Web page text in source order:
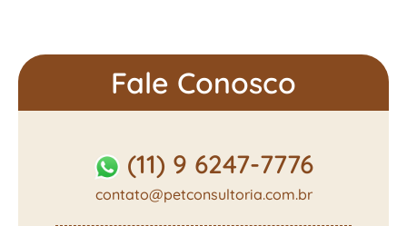
Fale Conosco
(11) 9 6247-7776
contato@petconsultoria.com.br